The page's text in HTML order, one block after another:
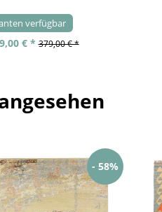
verfügbar
€ * 379,00 € *
- 58%